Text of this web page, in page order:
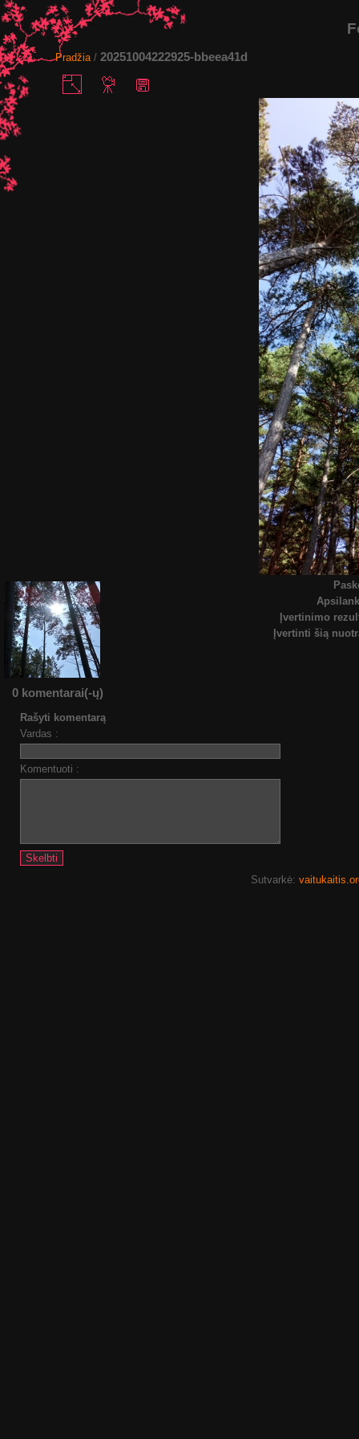
Pradžia/ 20251004222925-bbeea41d
Įvertinimo
Įvertinti šią
0 komentarai(-ų)
Rašyti komentarą
Vardas :
Komentuoti :
Sutvarkė: